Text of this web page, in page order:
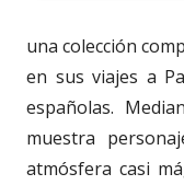
una colección
en sus viajes a
españolas.
muestra
atmósfera casi